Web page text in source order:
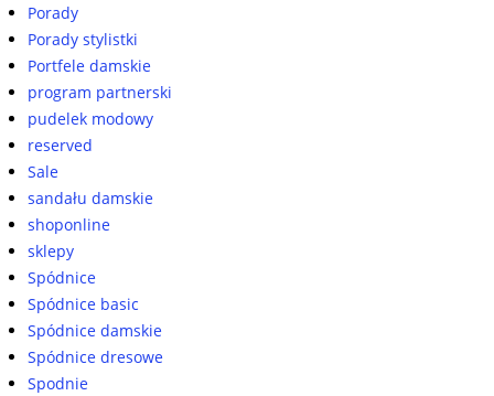
Porady
Porady stylistki
Portfele damskie
program partnerski
pudelek modowy
reserved
Sale
sandału damskie
shoponline
sklepy
Spódnice
Spódnice basic
Spódnice damskie
Spódnice dresowe
Spodnie